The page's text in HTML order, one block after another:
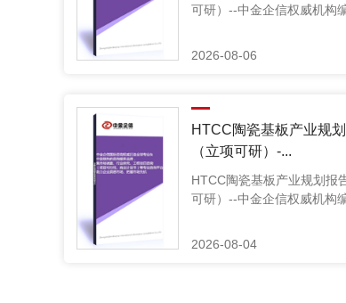
可研）--中金企信权威机构
2026-08-06
HTCC陶瓷基板产业规
（立项可研）-...
HTCC陶瓷基板产业规划报
可研）--中金企信权威机构
2026-08-04